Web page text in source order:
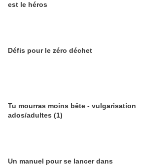
est le héros
Défis pour le zéro déchet
Tu mourras moins bête - vulgarisation
ados/adultes (1)
Un manuel pour se lancer dans